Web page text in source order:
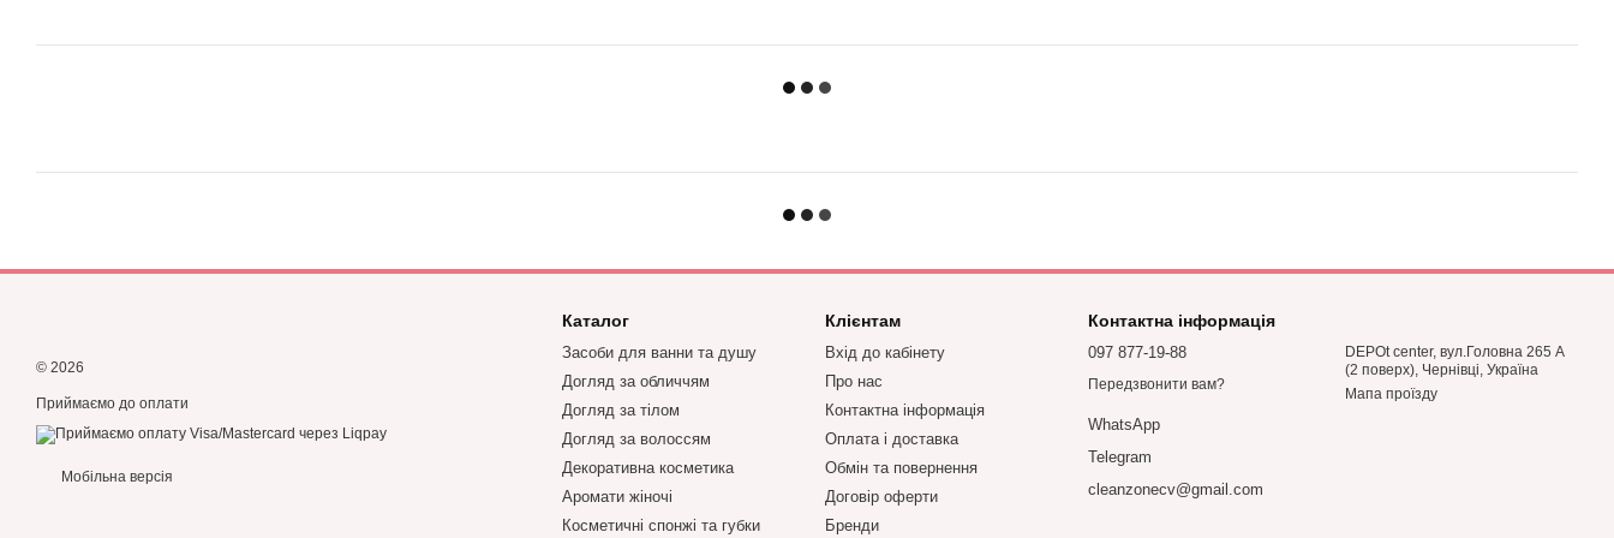
© 2026
Приймаємо до оплати
Мобільна версія
Каталог
Засоби для ванни та душу
Догляд за обличчям
Догляд за тілом
Догляд за волоссям
Декоративна косметика
Аромати жіночі
Косметичні спонжі та губки
Клієнтам
Вхід до кабінету
Про нас
Контактна інформація
Оплата і доставка
Обмін та повернення
Договір оферти
Бренди
Контактна інформація
097 877-19-88
Передзвонити вам?
WhatsApp
Telegram
cleanzonecv@gmail.com
DEPOt center, вул.Головна 265 А
(2 поверх), Чернівці, Україна
Мапа проїзду